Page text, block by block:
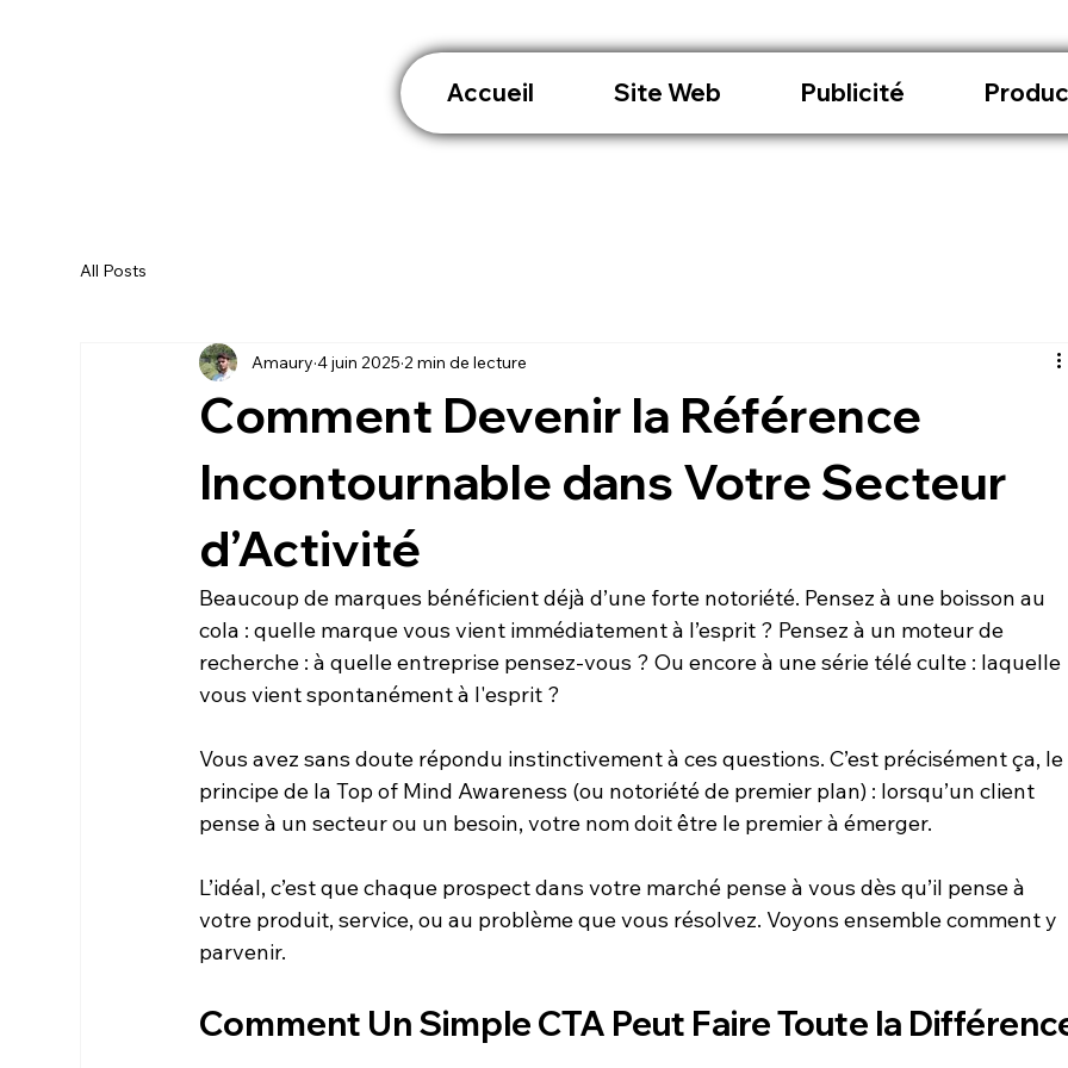
Accueil Site Web Publicité
All Posts
Comment Devenir la Référence
Incontournable dans Votre Secteur
d’Activité
Amaury 4 juin 2025 2 min de lecture
Beaucoup de marques bénéficient déjà d’une forte notoriété. Pensez à une boisson au
cola : quelle marque vous vient immédiatement à l’esprit ? Pensez à un moteur de
recherche : à quelle entreprise pensez-vous ? Ou encore à une série télé culte : laquelle
vous vient spontanément à l'esprit ?
Vous avez sans doute répondu instinctivement à ces questions. C’est précisément ça, le
principe de la Top of Mind Awareness (ou notoriété de premier plan) : lorsqu’un client
pense à un secteur ou un besoin, votre nom doit être le premier à émerger.
L’idéal, c’est que chaque prospect dans votre marché pense à vous dès qu’il pense à
votre produit, service, ou au problème que vous résolvez. Voyons ensemble comment y
parvenir.
Comment Un Simple CTA Peut Faire Toute la